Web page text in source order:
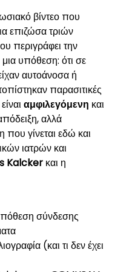
βίντεο που
επιζώσα τριών
περιγράφει την
μια υπόθεση: ότι σε
αυτοάνοσα ή
παρασιτικές
αμφιλεγόμενη και
αλλά
γίνεται εδώ και
ιατρών και
Kalcker και η
σύνδεσης
(και τι δεν έχει